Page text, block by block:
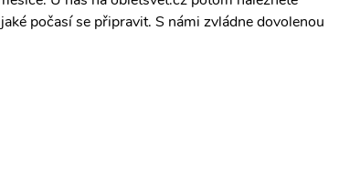
počasí se připravit. S námi zvládne dovolenou